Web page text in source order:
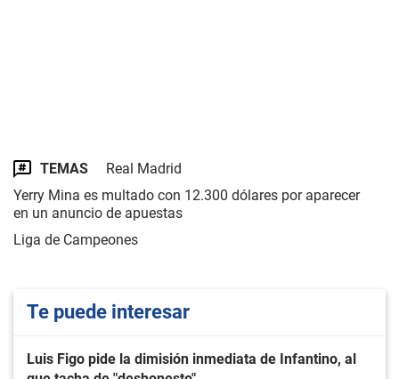
TEMAS
Real Madrid
Yerry Mina es multado con 12.300 dólares por aparecer
en un anuncio de apuestas
Liga de Campeones
Te puede interesar
Luis Figo pide la dimisión inmediata de Infantino, al